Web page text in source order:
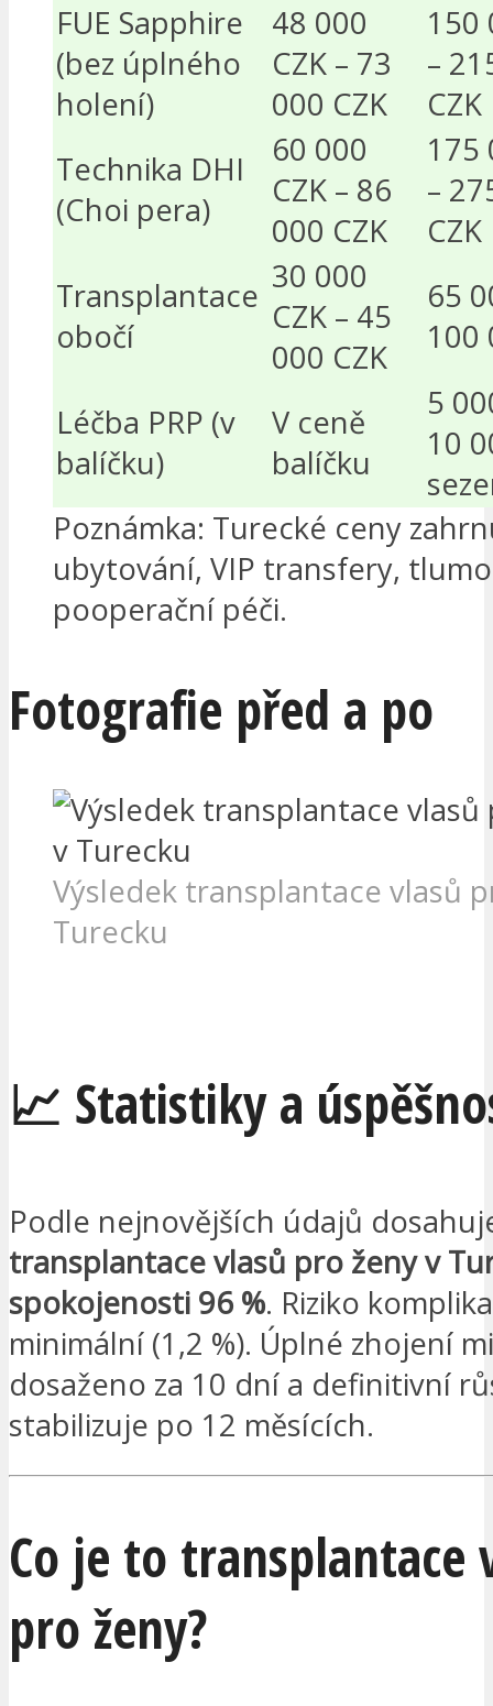
FUE Sapphire
(bez úplného
holení)
48 000
CZK – 73
000 CZK
150
–
CZK
Technika DHI
(Choi pera)
60 000
CZK – 86
000 CZK
175
–
CZK
Transplantace
obočí
30 000
CZK – 45
000 CZK
65
100
Léčba PRP (v
balíčku)
V ceně
balíčku
5
10
Poznámka: Turecké ceny
ubytování, VIP transfery,
pooperační péči.
Fotografie před a po
Výsledek transplantace vlasů
Turecku
📈 Statistiky a
Podle nejnovějších údajů
transplantace vlasů pro ženy v
spokojenosti 96 %. Riziko
minimální (1,2 %). Úplné zhojení
dosaženo za 10 dní a definitivní
stabilizuje po 12 měsících.
Co je to transplantace
pro ženy?